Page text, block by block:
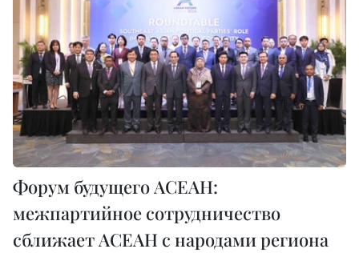
Форум будущего АСЕАН:
межпартийное сотрудничество
сближает АСЕАН с народами региона